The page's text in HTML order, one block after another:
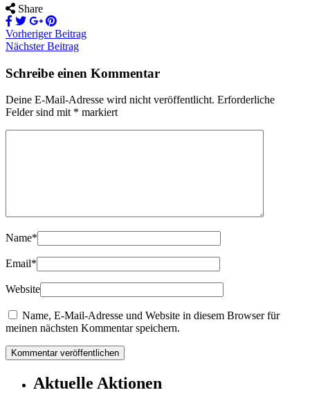
Share
Vorheriger Beitrag
Nächster Beitrag
Schreibe einen Kommentar
Deine E-Mail-Adresse wird nicht veröffentlicht. Erforderliche
Felder sind mit * markiert
Name*
Email*
Website
Name, E-Mail-Adresse und Website in diesem Browser für
meinen nächsten Kommentar speichern.
Aktuelle Aktionen